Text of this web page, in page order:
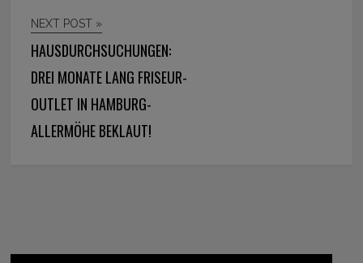
NEXT POST »
HAUSDURCHSUCHUNGEN:
DREI MONATE LANG FRISEUR-
OUTLET IN HAMBURG-
ALLERMÖHE BEKLAUT!